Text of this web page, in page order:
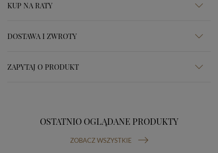
KUP NA RATY
DOSTAWA I ZWROTY
ZAPYTAJ O PRODUKT
OSTATNIO OGLĄDANE PRODUKTY
ZOBACZ WSZYSTKIE